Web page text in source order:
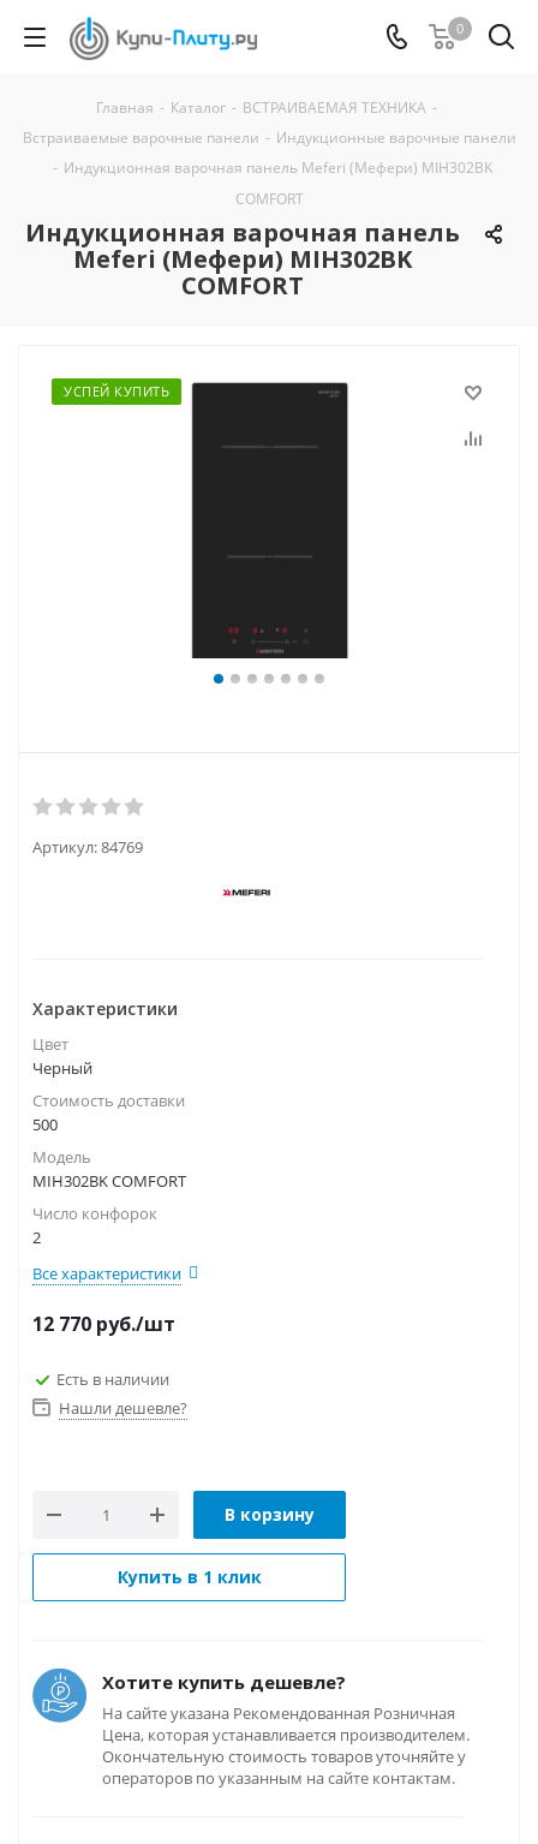
0
Главная - Каталог - ВСТРАИВАЕМАЯ ТЕХНИКА -
Встраиваемые варочные панели - Индукционные варочные панели
- Индукционная варочная панель Meferi (Мефери) MIH302BK
COMFORT
Индукционная варочная панель
Meferi (Мефери) MIH302BK
COMFORT
УСПЕЙ КУПИТЬ
Артикул:84769
Характеристики
Цвет
Черный
Стоимость доставки
500
Модель
MIH302BK COMFORT
Число конфорок
2
Все характеристики
12 770 руб./шт
Есть в наличии
Нашли дешевле?
В корзину
Купить в 1 клик
Хотите купить дешевле?
На сайте указана Рекомендованная Розничная
Цена, которая устанавливается производителем.
Окончательную стоимость товаров уточняйте у
операторов по указанным на сайте контактам.